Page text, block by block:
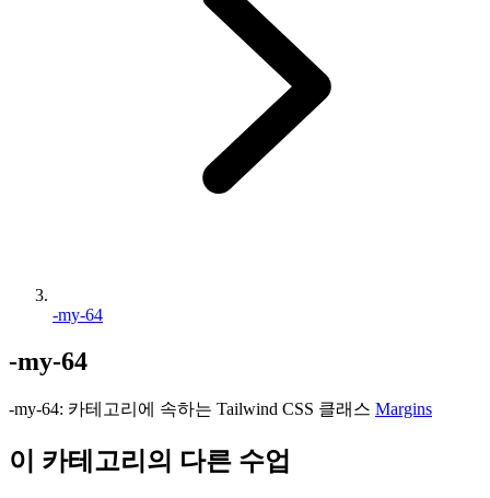
-my-64
-my-64
-my-64: 카테고리에 속하는 Tailwind CSS 클래스 Margins
이 카테고리의 다른 수업